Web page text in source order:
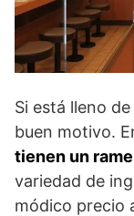
Si está lleno
buen motivo.
tienen un
variedad de
módico precio